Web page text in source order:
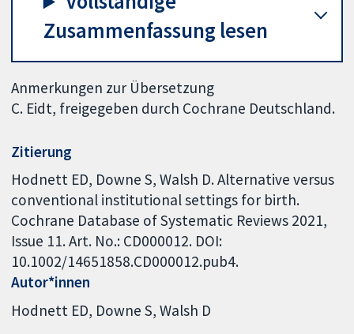
Zusammenfassung lesen
Anmerkungen zur Übersetzung
C. Eidt, freigegeben durch Cochrane Deutschland.
Zitierung
Hodnett ED, Downe S, Walsh D. Alternative versus
conventional institutional settings for birth.
Cochrane Database of Systematic Reviews 2021,
Issue 11. Art. No.: CD000012. DOI:
10.1002/14651858.CD000012.pub4.
Autor*innen
Hodnett ED Downe S Walsh D